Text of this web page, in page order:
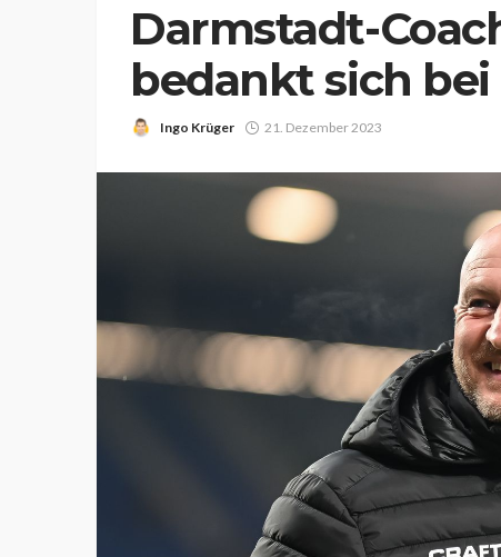
Darmstadt-
bedankt sich bei
Ingo Krüger 21. Dezember 2023